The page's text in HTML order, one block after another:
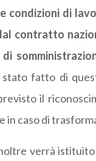
condizioni di
contratto
stato fatto di
il
in caso di
verrà istituito